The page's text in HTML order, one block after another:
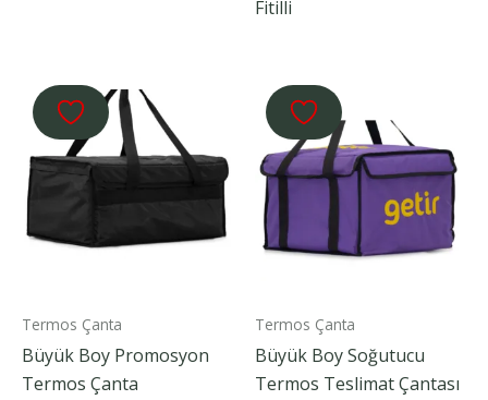
Fitilli
Termos Çanta
Büyük Boy Promosyon
Termos Çanta
Termos Çanta
Büyük Boy Soğutucu
Termos Teslimat Çantası